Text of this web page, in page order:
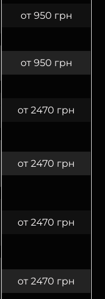
от 950 грн
от 950 грн
от 2470 грн
от 2470 грн
от 2470 грн
от 2470 грн